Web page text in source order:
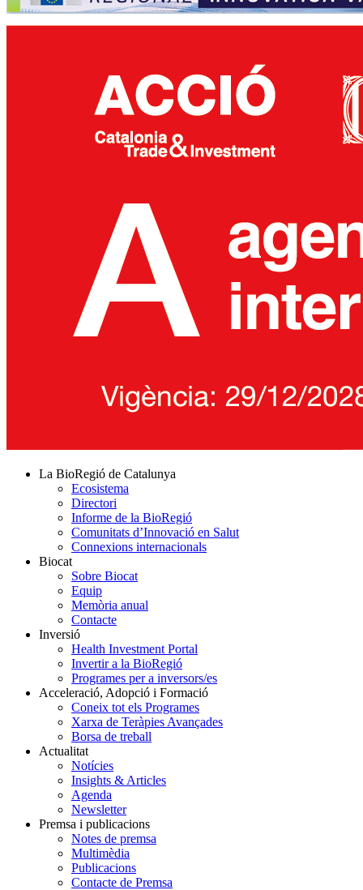
La BioRegió de Catalunya
Ecosistema
Directori
Informe de la BioRegió
Comunitats d’Innovació en Salut
Connexions internacionals
Biocat
Sobre Biocat
Equip
Memòria anual
Contacte
Inversió
Health Investment Portal
Invertir a la BioRegió
Programes per a inversors/es
Acceleració, Adopció i Formació
Coneix tot els Programes
Xarxa de Teràpies Avançades
Borsa de treball
Actualitat
Notícies
Insights & Articles
Agenda
Newsletter
Premsa i publicacions
Notes de premsa
Multimèdia
Publicacions
Contacte de Premsa